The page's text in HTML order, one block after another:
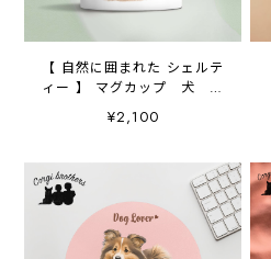
【 自然に囲まれた シェルテ
ィー 】 マグカップ 犬 ペ
ット うちの子 犬グッ
ズ ギフト プレゼント
¥2,100